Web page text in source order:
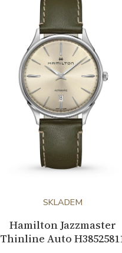
SKLADEM
Hamilton Jazzmaster
Thinline Auto